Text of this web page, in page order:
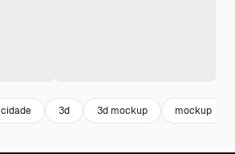
cidade 3d 3d mockup mockup